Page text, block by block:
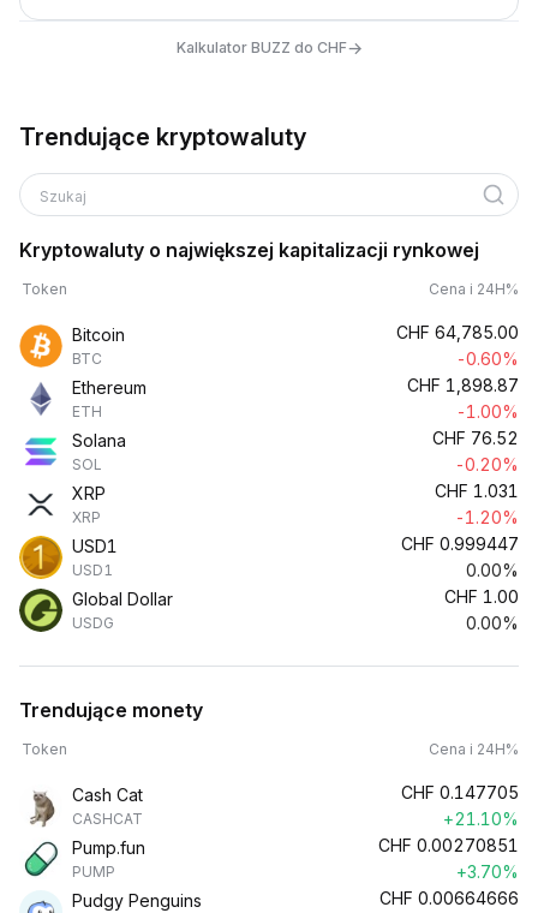
Kalkulator BUZZ do CHF→
Trendujące kryptowaluty
Szukaj
Kryptowaluty o największej kapitalizacji rynkowej
Token Cena i 24H%
Bitcoin
BTC
CHF 64,785.00
-0.60%
Ethereum
ETH
CHF 1,898.87
-1.00%
Solana
SOL
CHF 76.52
-0.20%
XRP
XRP
CHF 1.031
-1.20%
USD1
USD1
CHF 0.999447
0.00%
Global Dollar
USDG
CHF 1.00
0.00%
Trendujące monety
Token Cena i 24H%
Cash Cat
CASHCAT
CHF 0.147705
+21.10%
Pump.fun
PUMP
CHF 0.00270851
+3.70%
Pudgy Penguins
CHF 0.00664666